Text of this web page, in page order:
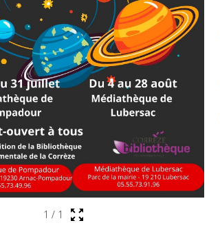
1 / 1